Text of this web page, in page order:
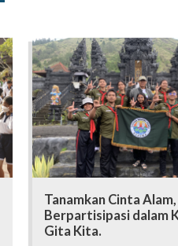
Tanamkan Cinta
Berpartisipasi dalam
Gita Kita.